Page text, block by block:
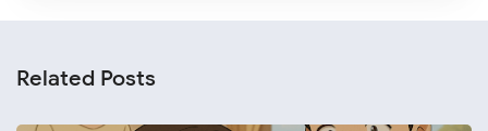
Related Posts